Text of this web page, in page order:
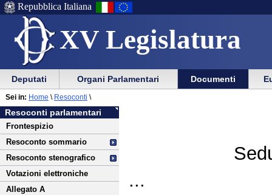
XV Legislatura
Menu
di
ausilio
alla
navigazione
Vai
Menu
di
navigazione
principale
Repubblica Italiana
Menu
di
navigazione
principale
Vai
menu
di
sezione
Deputati Organi Parlamentari Documenti
Vai
al
contenuto
Resoconti parlamentari
Frontespizio
Resoconto sommario
Resoconto stenografico
Votazioni elettroniche
Allegato A
Sei in: Home \ Resoconti \
...